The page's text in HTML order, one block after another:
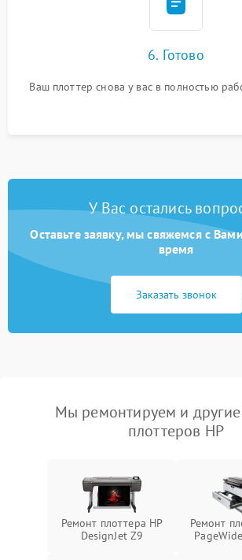
6. Готово
Ваш плоттер снова у вас в полностью
У Вас остались
Оставьте заявку, мы свяжемся с
время
Заказать звонок
Мы ремонтируем и
плоттеров HP
Ремонт плоттера HP
DesignJet Z9
Ремонт